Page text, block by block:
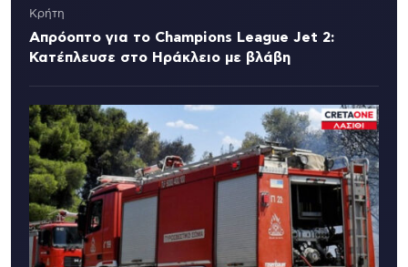
Κρήτη
Απρόοπτο για το Champions League Jet 2:
Κατέπλευσε στο Ηράκλειο με βλάβη